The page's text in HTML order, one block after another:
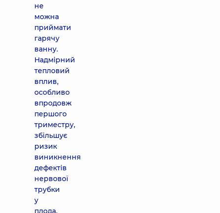
не
можна
приймати
гарячу
ванну.
Надмірний
тепловий
вплив,
особливо
впродовж
першого
триместру,
збільшує
ризик
виникнення
дефектів
нервової
трубки
у
плода.